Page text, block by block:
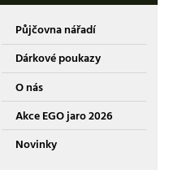
Půjčovna nářadí
Dárkové poukazy
O nás
Akce EGO jaro 2026
Novinky